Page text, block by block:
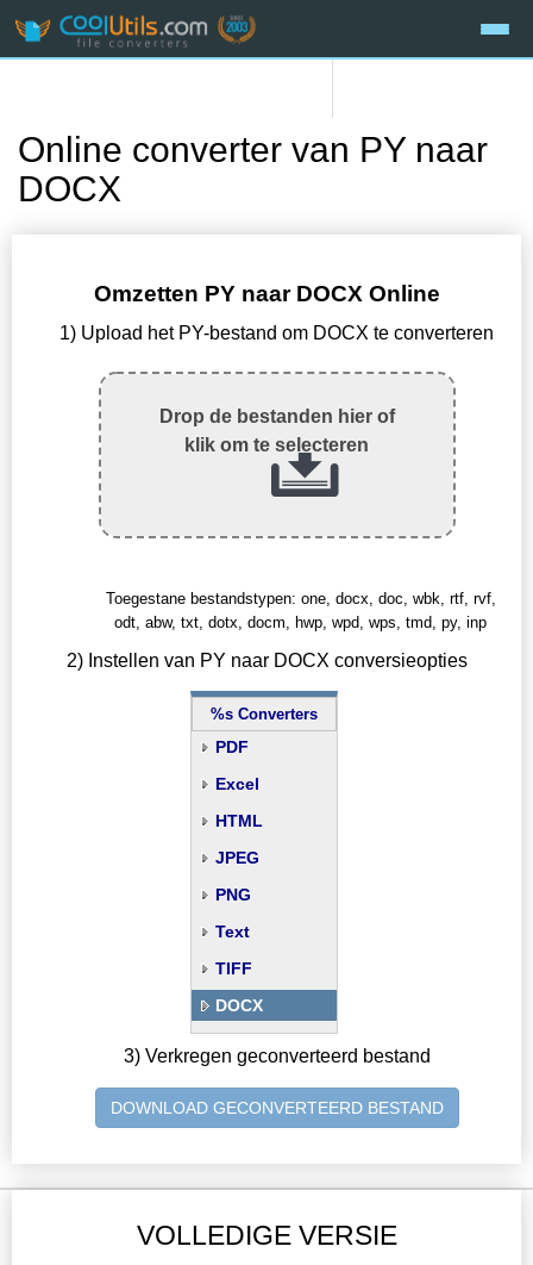
Online converter van PY naar
DOCX
Omzetten PY naar DOCX Online
1) Upload het PY-bestand om DOCX te converteren
Drop de bestanden hier of
klik om te selecteren
Toegestane bestandstypen: one, docx, doc, wbk, rtf, rvf,
odt, abw, txt, dotx, docm, hwp, wpd, wps, tmd, py, inp
2) Instellen van PY naar DOCX conversieopties
%s Converters
PDF
Excel
HTML
JPEG
PNG
Text
TIFF
DOCX
3) Verkregen geconverteerd bestand
DOWNLOAD GECONVERTEERD BESTAND
VOLLEDIGE VERSIE